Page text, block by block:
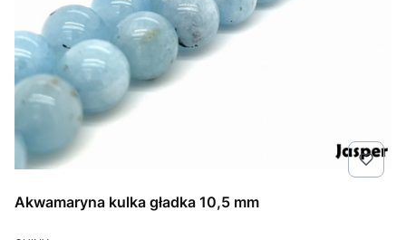
Akwamaryna kulka gładka 10,5 mm